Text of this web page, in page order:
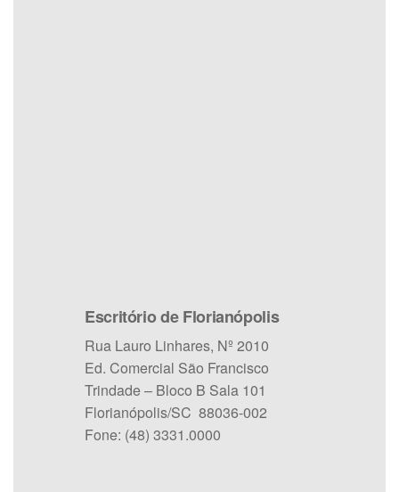
Escritório de Florianópolis
Rua Lauro Linhares, Nº 2010
Ed. Comercial São Francisco
Trindade – Bloco B Sala 101
Florianópolis/SC 88036-002
Fone: (48) 3331.0000